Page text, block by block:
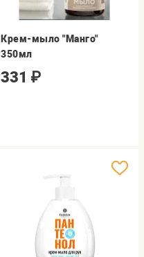
Крем-мыло "Манго"
350мл
331 ₽